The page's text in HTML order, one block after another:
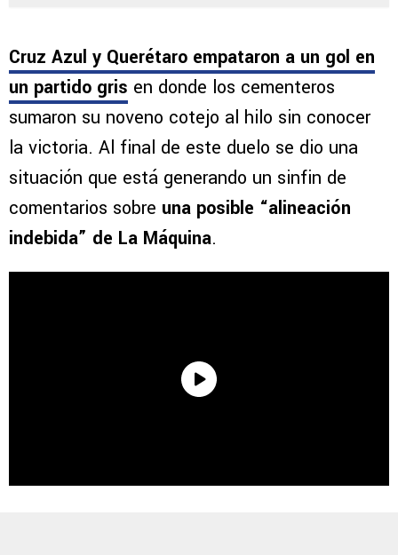
Cruz Azul y Querétaro empataron a un gol en
un partido gris en donde los cementeros
sumaron su noveno cotejo al hilo sin conocer
la victoria. Al final de este duelo se dio una
situación que está generando un sinfin de
comentarios sobre una posible “alineación
indebida” de La Máquina.